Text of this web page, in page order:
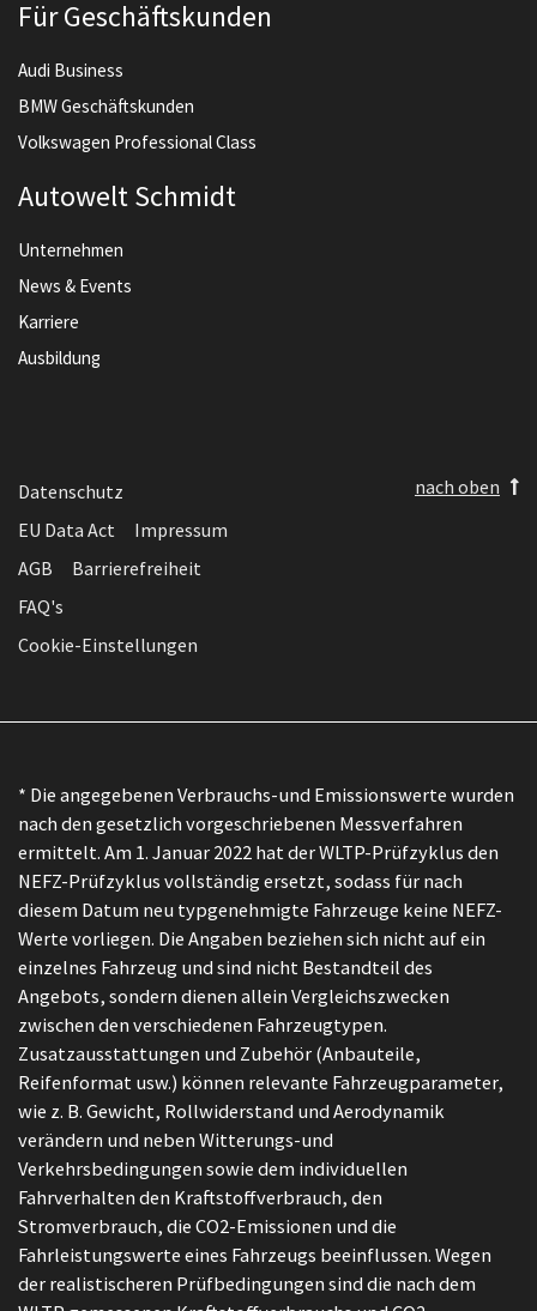
Für Geschäftskunden
Audi Business
BMW Geschäftskunden
Volkswagen Professional Class
Autowelt Schmidt
Unternehmen
News & Events
Karriere
Ausbildung
Datenschutz
EU Data Act
Impressum
AGB
Barrierefreiheit
FAQ's
Cookie-Einstellungen
nach oben
* Die angegebenen Verbrauchs-und Emissionswerte wurden
nach den gesetzlich vorgeschriebenen Messverfahren
ermittelt. Am 1. Januar 2022 hat der WLTP-Prüfzyklus den
NEFZ-Prüfzyklus vollständig ersetzt, sodass für nach
diesem Datum neu typgenehmigte Fahrzeuge keine NEFZ-
Werte vorliegen. Die Angaben beziehen sich nicht auf ein
einzelnes Fahrzeug und sind nicht Bestandteil des
Angebots, sondern dienen allein Vergleichszwecken
zwischen den verschiedenen Fahrzeugtypen.
Zusatzausstattungen und Zubehör (Anbauteile,
Reifenformat usw.) können relevante Fahrzeugparameter,
wie z. B. Gewicht, Rollwiderstand und Aerodynamik
verändern und neben Witterungs-und
Verkehrsbedingungen sowie dem individuellen
Fahrverhalten den Kraftstoffverbrauch, den
Stromverbrauch, die CO2-Emissionen und die
Fahrleistungswerte eines Fahrzeugs beeinflussen. Wegen
der realistischeren Prüfbedingungen sind die nach dem